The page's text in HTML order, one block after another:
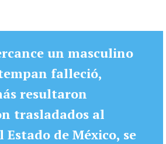
un masculino
falleció,
resultaron
trasladados al
de México, se